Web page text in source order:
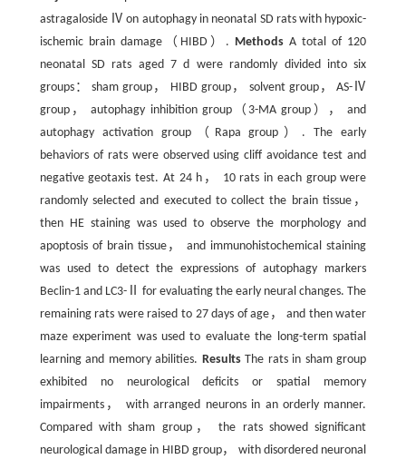
astragaloside Ⅳ on autophagy in neonatal SD rats with hypoxic-
ischemic brain damage（HIBD）. Methods A total of 120
neonatal SD rats aged 7 d were randomly divided into six
groups： sham group， HIBD group， solvent group， AS-Ⅳ
group， autophagy inhibition group（3-MA group）， and
autophagy activation group（Rapa group）. The early
behaviors of rats were observed using cliff avoidance test and
negative geotaxis test. At 24 h， 10 rats in each group were
randomly selected and executed to collect the brain tissue，
then HE staining was used to observe the morphology and
apoptosis of brain tissue， and immunohistochemical staining
was used to detect the expressions of autophagy markers
Beclin-1 and LC3-Ⅱ for evaluating the early neural changes. The
remaining rats were raised to 27 days of age， and then water
maze experiment was used to evaluate the long-term spatial
learning and memory abilities. ResultsThe rats in sham group
exhibited no neurological deficits or spatial memory
impairments， with arranged neurons in an orderly manner.
Compared with sham group， the rats showed significant
neurological damage in HIBD group， with disordered neuronal